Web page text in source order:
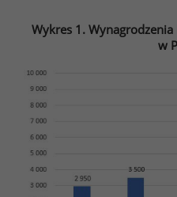
Wykres 1.
w